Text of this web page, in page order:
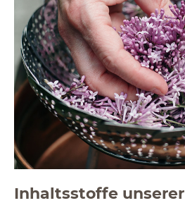
Inhaltsstoffe unserer